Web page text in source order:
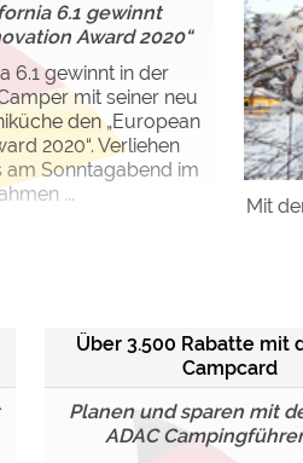
6.1 gewinnt
Award 2020“
6.1 gewinnt in der
mit seiner neu
den „European
2020“. Verliehen
am Sonntagabend im
...
Mit
Über 3.500 Rabatte mit
Campcard
Planen und sparen mit
ADAC